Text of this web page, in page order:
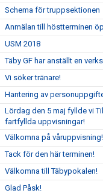
Schema för truppsektionen
Anmälan till höstterminen
USM 2018
Täby GF har anställt en
Vi söker tränare!
Hantering av
Lördag den 5 maj fyllde vi
fartfyllda uppvisningar!
Välkomna på våruppvisning!
Tack för den här terminen!
Välkomna till Täbypokalen!
Glad Påsk!